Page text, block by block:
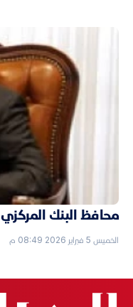
محافظ البنك المركزي
الخميس 5 فبراير 2026 08:49 م